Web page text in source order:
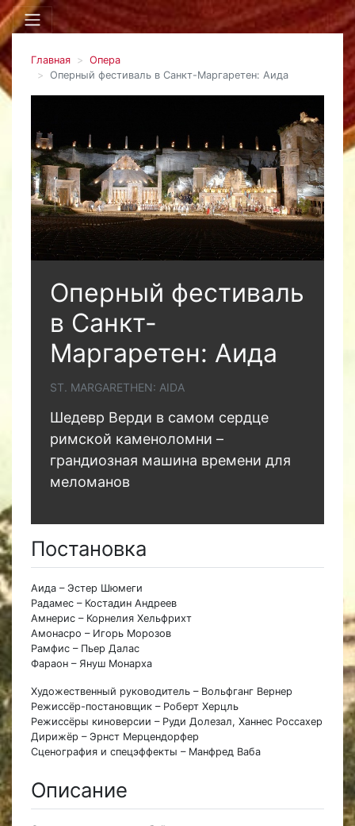
Главная
Опера
Оперный фестиваль в Санкт-Маргаретен: Аида
Оперный фестиваль
в Санкт-
Маргаретен: Аида
ST. MARGARETHEN: AIDA
Шедевр Верди в самом сердце
римской каменоломни –
грандиозная машина времени для
меломанов
Постановка
Аида – Эстер Шюмеги
Радамес – Костадин Андреев
Амнерис – Корнелия Хельфрихт
Амонасро – Игорь Морозов
Рамфис – Пьер Далас
Фараон – Януш Монарха
Художественный руководитель – Вольфганг Вернер
Режиссёр-постановщик – Роберт Херцль
Режиссёры киноверсии – Руди Долезал, Ханнес Россахер
Дирижёр – Эрнст Мерцендорфер
Сценография и спецэффекты – Манфред Ваба
Описание